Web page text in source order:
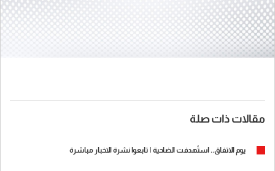
مقالات ذات صلة
يوم الاتفاق.. استُهدفت الضاحية | تابعوا نشرة الاخبار مباشرة